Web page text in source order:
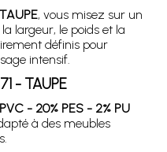
, vous misez sur un
largeur, le poids et la
définis pour
intensif.
- TAUPE
- 20% PES - 2% PU
à des meubles